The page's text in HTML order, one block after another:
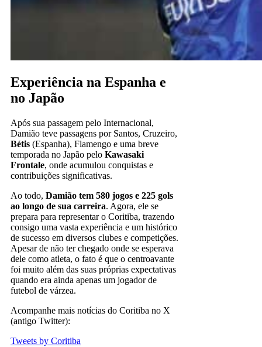
Experiência na Espanha e
no Japão
Após sua passagem pelo Internacional,
Damião teve passagens por Santos, Cruzeiro,
Bétis (Espanha), Flamengo e uma breve
temporada no Japão pelo Kawasaki
Frontale, onde acumulou conquistas e
contribuições significativas.
Ao todo, Damião tem 580 jogos e 225 gols
ao longo de sua carreira. Agora, ele se
prepara para representar o Coritiba, trazendo
consigo uma vasta experiência e um histórico
de sucesso em diversos clubes e competições.
Apesar de não ter chegado onde se esperava
dele como atleta, o fato é que o centroavante
foi muito além das suas próprias expectativas
quando era ainda apenas um jogador de
futebol de várzea.
Acompanhe mais notícias do Coritiba no X
(antigo Twitter):
Tweets by Coritiba